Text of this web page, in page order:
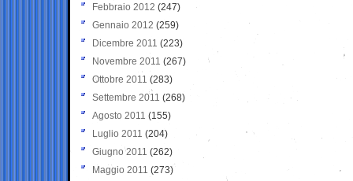
Febbraio 2012 (247)
Gennaio 2012 (259)
Dicembre 2011 (223)
Novembre 2011 (267)
Ottobre 2011 (283)
Settembre 2011 (268)
Agosto 2011 (155)
Luglio 2011 (204)
Giugno 2011 (262)
Maggio 2011 (273)